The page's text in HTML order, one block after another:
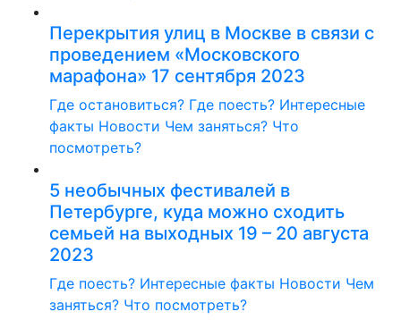
Перекрытия улиц в Москве в связи с
проведением «Московского
марафона» 17 сентября 2023
Где остановиться? Где поесть? Интересные
факты Новости Чем заняться? Что
посмотреть?
5 необычных фестивалей в
Петербурге, куда можно сходить
семьей на выходных 19 – 20 августа
2023
Где поесть? Интересные факты Новости Чем
заняться? Что посмотреть?